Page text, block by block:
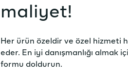
maliyet!
Her ürün özeldir ve özel hizmeti
eder. En iyi danışmanlığı almak
formu doldurun.